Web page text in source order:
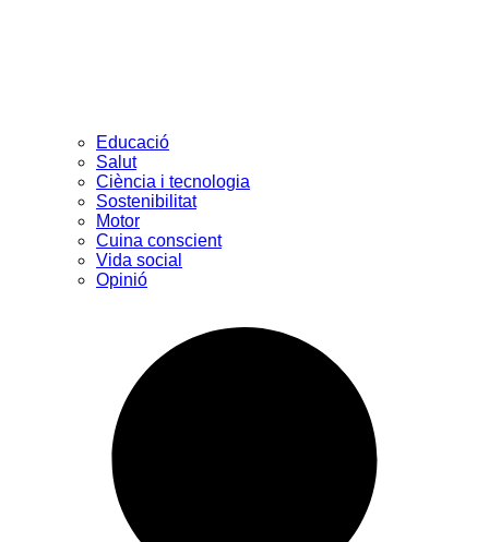
Educació
Salut
Ciència i tecnologia
Sostenibilitat
Motor
Cuina conscient
Vida social
Opinió